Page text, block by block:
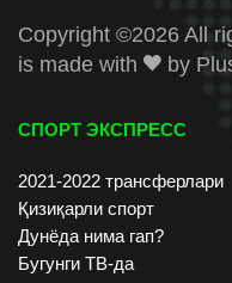
Copyright ©2026 All
is made with
by
СПОРТ ЭКСПРЕСС
2021-2022 трансферлари
Қизиқарли спорт
Дунёда нима гап?
Бугунги ТВ-да